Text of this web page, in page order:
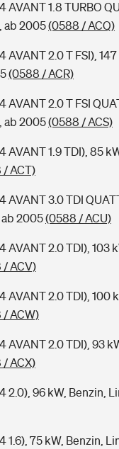
AVANT 1.8 TURBO
ab 2005(0588 / ACQ)
AVANT 2.0 T FSI), 147
(0588 / ACR)
AVANT 2.0 T FSI
ab 2005(0588 / ACS)
AVANT 1.9 TDI), 85
ACT)
AVANT 3.0 TDI
2005(0588 / ACU)
AVANT 2.0 TDI), 103
ACV)
AVANT 2.0 TDI), 100
ACW)
AVANT 2.0 TDI), 93
ACX)
2.0), 96 kW, Benzin,
1.6), 75 kW, Benzin,